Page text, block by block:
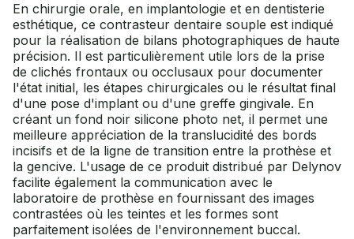
En chirurgie orale, en implantologie et en dentisterie
esthétique, ce contrasteur dentaire souple est indiqué
pour la réalisation de bilans photographiques de haute
précision. Il est particulièrement utile lors de la prise
de clichés frontaux ou occlusaux pour documenter
l'état initial, les étapes chirurgicales ou le résultat final
d'une pose d'implant ou d'une greffe gingivale. En
créant un fond noir silicone photo net, il permet une
meilleure appréciation de la translucidité des bords
incisifs et de la ligne de transition entre la prothèse et
la gencive. L'usage de ce produit distribué par Delynov
facilite également la communication avec le
laboratoire de prothèse en fournissant des images
contrastées où les teintes et les formes sont
parfaitement isolées de l'environnement buccal.